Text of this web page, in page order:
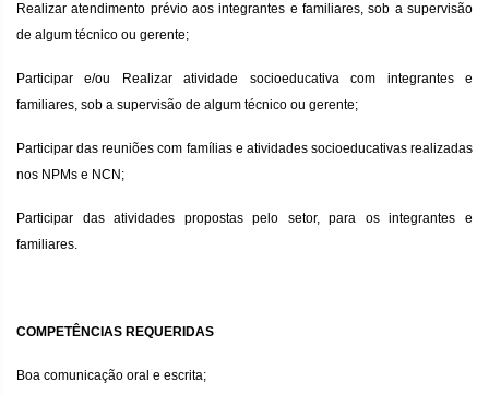
Realizar atendimento prévio aos integrantes e familiares, sob a supervisão
de algum técnico ou gerente;
Participar e/ou Realizar atividade socioeducativa com integrantes e
familiares, sob a supervisão de algum técnico ou gerente;
Participar das reuniões com famílias e atividades socioeducativas realizadas
nos NPMs e NCN;
Participar das atividades propostas pelo setor, para os integrantes e
familiares.
COMPETÊNCIAS REQUERIDAS
Boa comunicação oral e escrita;